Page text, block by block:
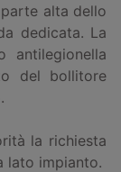
alta dello
dedicata. La
antilegionella
del bollitore
la richiesta
lato impianto.